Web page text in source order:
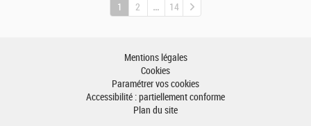
1 2 14
Mentions légales
Cookies
Paramétrer vos cookies
Accessibilité : partiellement conforme
Plan du site